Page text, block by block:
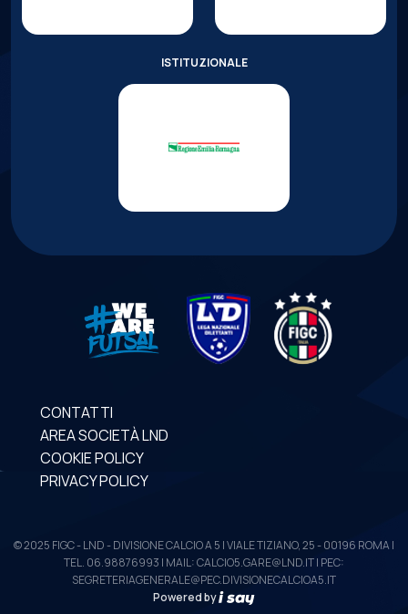
ISTITUZIONALE
CONTATTI
AREA SOCIETÀ LND
COOKIE POLICY
PRIVACY POLICY
© 2025 FIGC - LND - DIVISIONE CALCIO A 5 | VIALE TIZIANO, 25 - 00196 ROMA |
TEL. 06.98876993 | MAIL: CALCIO5.GARE@LND.IT | PEC:
SEGRETERIAGENERALE@PEC.DIVISIONECALCIOA5.IT
Powered by